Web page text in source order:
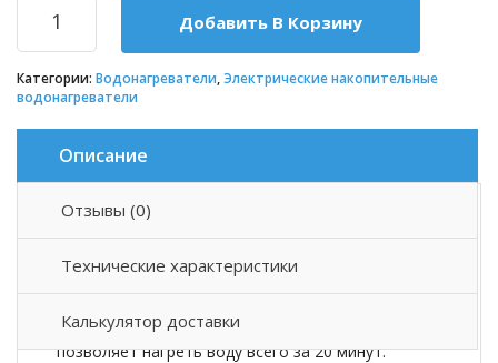
Добавить В Корзину
Категории: Водонагреватели,Электрические накопительные
водонагреватели
Описание
Отзывы (0)
Технические характеристики
Калькулятор доставки
Описание товара
мощностью нагрева 2,5 кВт. Мощный ТЭН
позволяет нагреть воду всего за 20 минут.